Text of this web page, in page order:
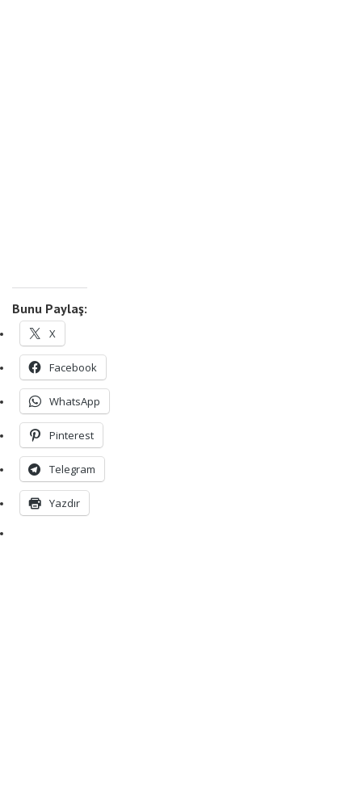
Bunu Paylaş:
X
Facebook
WhatsApp
Pinterest
Telegram
Yazdır